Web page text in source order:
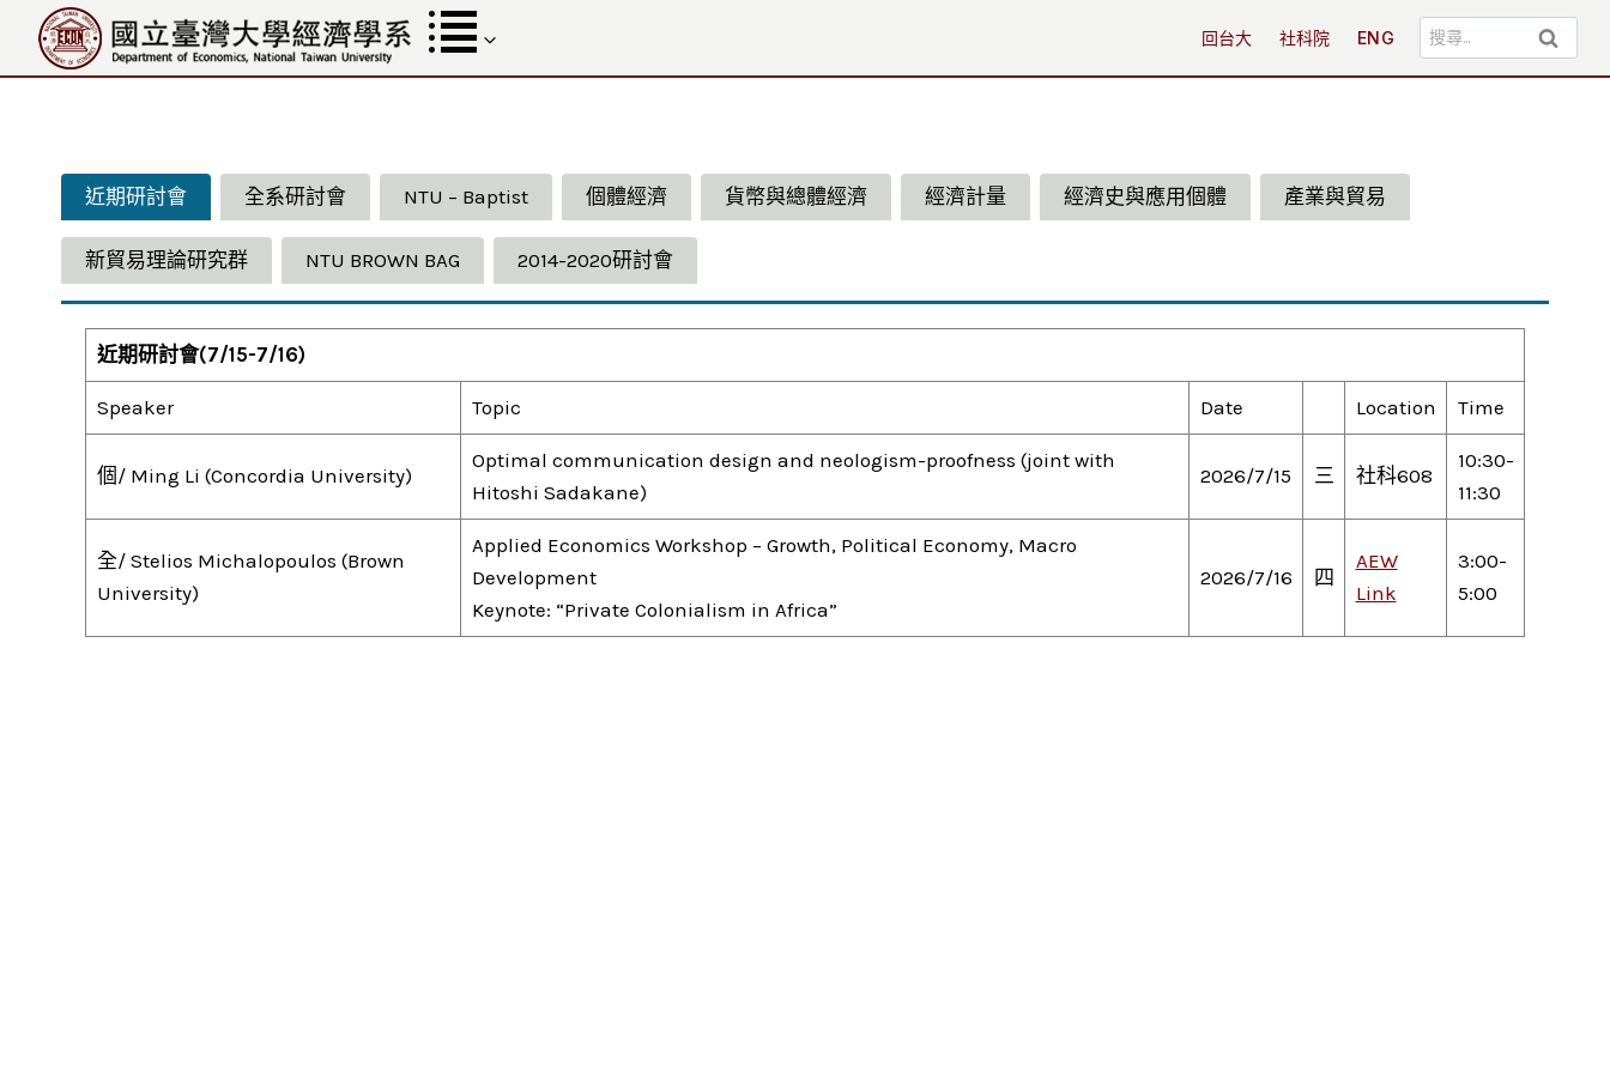
內
回台大 社科院 ENG
搜
尋
近期研討會
全系研討會 NTU – Baptist 個體經濟 貨幣與總體經濟 經濟計量 經濟史與應用個體 產業與貿易
新貿易理論研究群 NTU BROWN BAG 2014-2020研討會
近期研討會(7/15-7/16)
Speaker Topic Date Location Time
個/ Ming Li (Concordia University)
Optimal communication design and neologism-proofness (joint with
Hitoshi Sadakane)
2026/7/15 三 社科608
10:30-
11:30
全/ Stelios Michalopoulos (Brown
University)
Applied Economics Workshop – Growth, Political Economy, Macro
Development
Keynote: “Private Colonialism in Africa”
2026/7/16 四
AEW
Link
3:00-
5:00